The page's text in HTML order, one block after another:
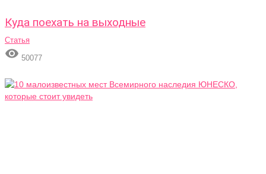
Куда поехать на выходные
Статья
 50077